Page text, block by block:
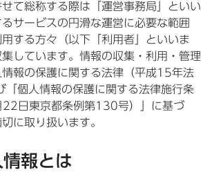
せて総称する際は「運営事務局」といい
サービスの円滑な運営に必要な範囲
する方々（以下「利用者」といいま
しています。情報の収集・利用・管理
情報の保護に関する法律（平成15年法
「個人情報の保護に関する法律施行条
日東京都条例第130号）」に基づ
に取り扱います。
報とは